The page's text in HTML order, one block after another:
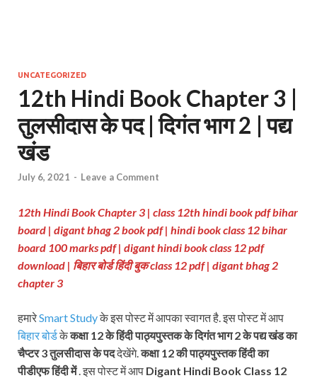
UNCATEGORIZED
12th Hindi Book Chapter 3 |
तुलसीदास के पद | दिगंत भाग 2 | पद्य
खंड
July 6, 2021 - Leave a Comment
12th Hindi Book Chapter 3 | class 12th hindi book pdf bihar
board | digant bhag 2 book pdf | hindi book class 12 bihar
board 100 marks pdf | digant hindi book class 12 pdf
download | बिहार बोर्ड हिंदी बुक class 12 pdf | digant bhag 2
chapter 3
हमारेSmart Studyके इस पोस्ट में आपका स्वागत है. इस पोस्ट में आप
बिहार बोर्डकेकक्षा 12 के हिंदी पाठ्यपुस्तकके दिगंत भाग 2 के पद्य खंडका
चैप्टर 3 तुलसीदास के पददेखेंगे.कक्षा 12 की पाठ्यपुस्तकहिंदी का
पीडीएफ हिंदी में. इस पोस्ट में आप Digant Hindi Book Class 12